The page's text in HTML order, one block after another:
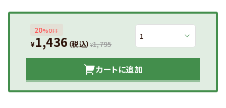
20%OFF
¥1,436 （税込） ¥1,795
カートに追加